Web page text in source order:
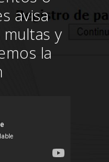
avisa
y
la